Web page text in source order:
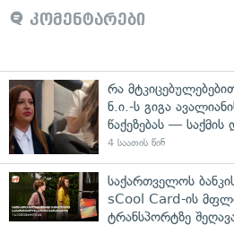
კომენტარები
რა
ნ.ი.-ს გიგა
წაქეზებას — საქმის
4 საათის წინ
საქართველოს
sCool Card-ის
ტრანსპორტზე